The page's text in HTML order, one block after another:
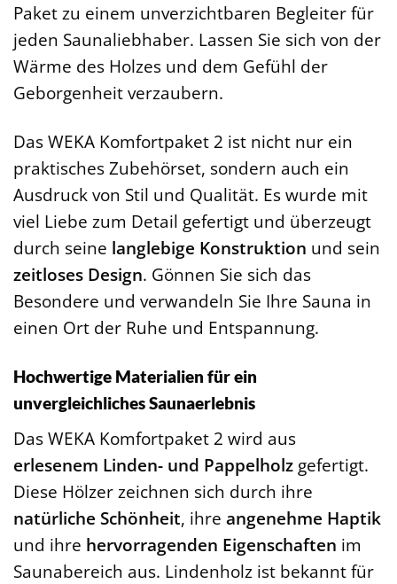
Paket zu einem unverzichtbaren Begleiter für
jeden Saunaliebhaber. Lassen Sie sich von der
Wärme des Holzes und dem Gefühl der
Geborgenheit verzaubern.
Das WEKA Komfortpaket 2 ist nicht nur ein
praktisches Zubehörset, sondern auch ein
Ausdruck von Stil und Qualität. Es wurde mit
viel Liebe zum Detail gefertigt und überzeugt
durch seine langlebige Konstruktion und sein
zeitloses Design. Gönnen Sie sich das
Besondere und verwandeln Sie Ihre Sauna in
einen Ort der Ruhe und Entspannung.
Hochwertige Materialien für ein
unvergleichliches Saunaerlebnis
Das WEKA Komfortpaket 2 wird aus
erlesenem Linden- und Pappelholz gefertigt.
Diese Hölzer zeichnen sich durch ihre
natürliche Schönheit, ihre angenehme Haptik
und ihre hervorragenden Eigenschaften im
Saunabereich aus. Lindenholz ist bekannt für